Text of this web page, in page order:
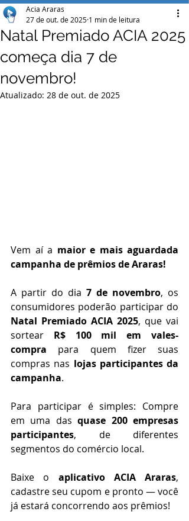
Natal Premiado ACIA 2025
começa dia 7 de
novembro!
Acia Araras
27 de out. de 2025 1 min de leitura
Atualizado: 28 de out. de 2025
Vem aí a maior e mais aguardada
campanha de prêmios de Araras!
A partir do dia 7 de novembro, os
Natal Premiado ACIA 2025, que vai
sortear R$ 100 mil em vales-
compra para quem fizer suas
compras nas lojas participantes da
campanha.
Para participar é simples: Compre
em uma das quase 200 empresas
participantes, de diferentes
segmentos do comércio local.
Baixe o aplicativo ACIA Araras,
cadastre seu cupom e pronto — você
já estará concorrendo aos prêmios!